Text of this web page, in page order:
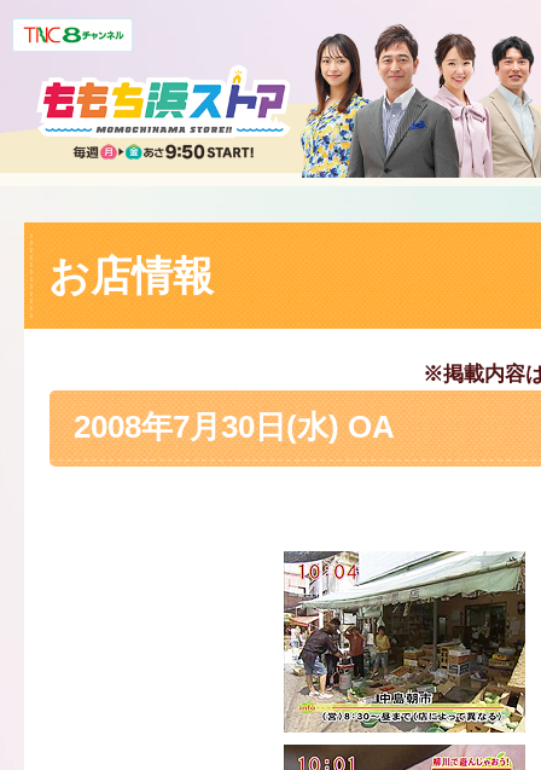
お店情報
※掲載内容
2008年7月30日(水) OA